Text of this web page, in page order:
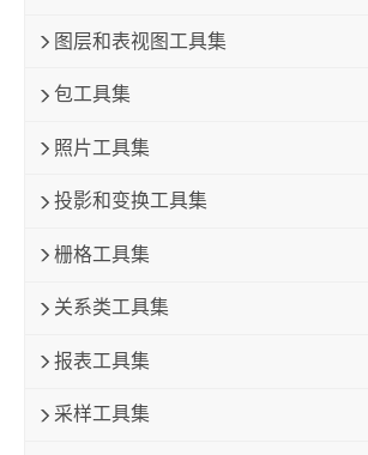
图层和表视图工具集
包工具集
照片工具集
投影和变换工具集
栅格工具集
关系类工具集
报表工具集
采样工具集